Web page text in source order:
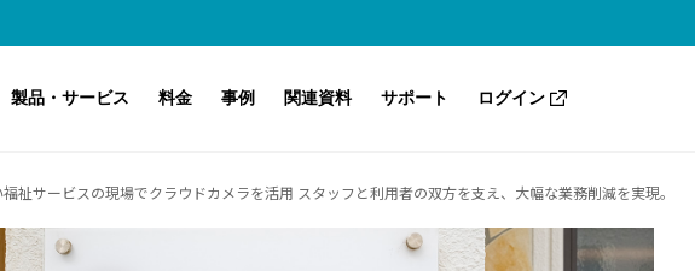
製品・サービス 料金 事例 関連資料 サポート ログイン
福祉サービスの現場でクラウドカメラを活用 スタッフと利用者の双方を支え、大幅な業務削減を実現。